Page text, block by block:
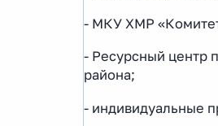
- МКУ ХМР «Комитет
- Ресурсный центр
района;
- индивидуальные